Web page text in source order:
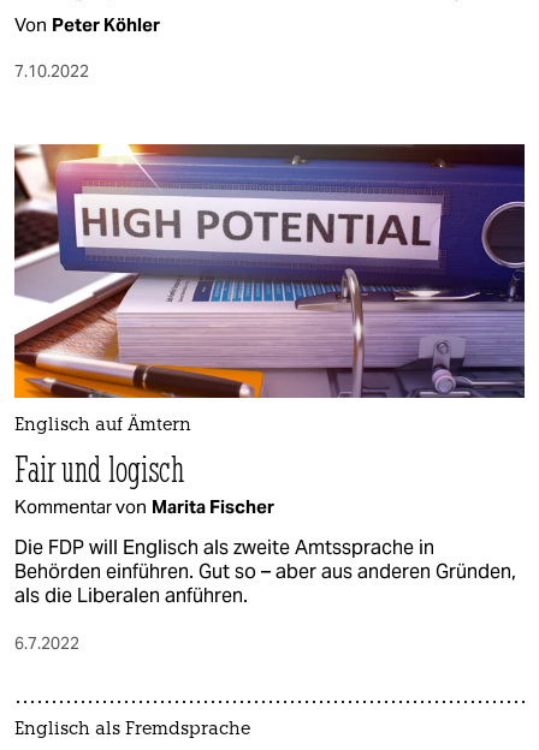
Von Peter Köhler
7.10.2022
Englisch auf Ämtern
Fair und logisch
Kommentar von Marita Fischer
Die FDP will Englisch als zweite Amtssprache in
Behörden einführen. Gut so – aber aus anderen Gründen,
als die Liberalen anführen.
6.7.2022
Englisch als Fremdsprache